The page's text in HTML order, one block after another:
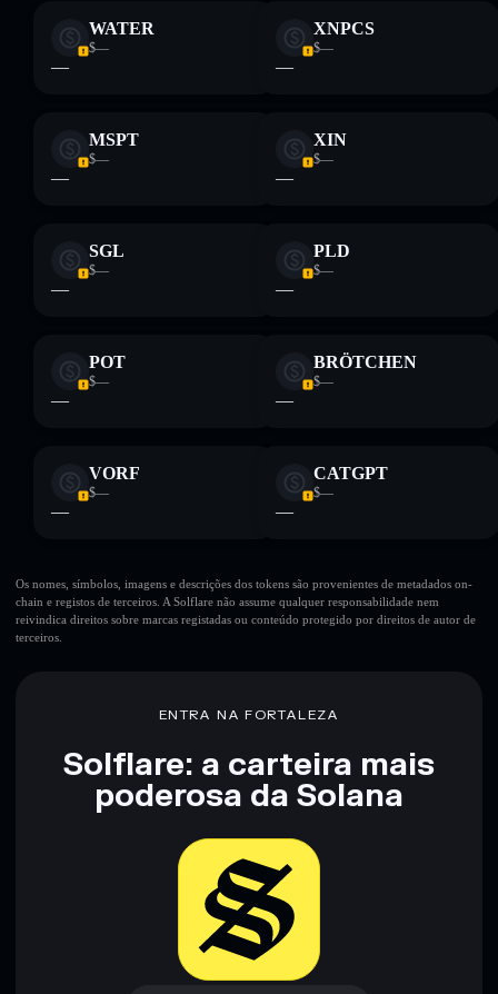
WATER
$—
—
XNPCS
$—
—
MSPT
$—
—
XIN
$—
—
SGL
$—
—
PLD
$—
—
POT
$—
—
BRÖTCHEN
$—
—
VORF
$—
—
CATGPT
$—
—
Os nomes, símbolos, imagens e descrições dos tokens são provenientes de metadados on-
chain e registos de terceiros. A Solflare não assume qualquer responsabilidade nem
reivindica direitos sobre marcas registadas ou conteúdo protegido por direitos de autor de
terceiros.
ENTRA NA FORTALEZA
Solflare: a carteira mais
poderosa da Solana
Baixar agora